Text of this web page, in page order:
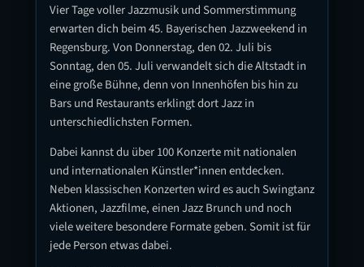
Vier Tage voller Jazzmusik und Sommerstimmung
erwarten dich beim 45. Bayerischen Jazzweekend in
Regensburg. Von Donnerstag, den 02. Juli bis
Sonntag, den 05. Juli verwandelt sich die Altstadt in
eine große Bühne, denn von Innenhöfen bis hin zu
Bars und Restaurants erklingt dort Jazz in
unterschiedlichsten Formen.
Dabei kannst du über 100 Konzerte mit nationalen
und internationalen Künstler*innen entdecken.
Neben klassischen Konzerten wird es auch Swingtanz
Aktionen, Jazzfilme, einen Jazz Brunch und noch
viele weitere besondere Formate geben. Somit ist für
jede Person etwas dabei.